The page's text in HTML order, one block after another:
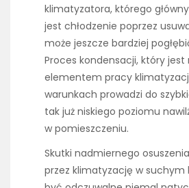
klimatyzatora, którego
jest chłodzenie poprzez
może jeszcze bardziej
Proces kondensacji, który jest
elementem pracy
warunkach prowadzi do
tak już niskiego poziomu
w pomieszczeniu.
Skutki nadmiernego
przez klimatyzację w